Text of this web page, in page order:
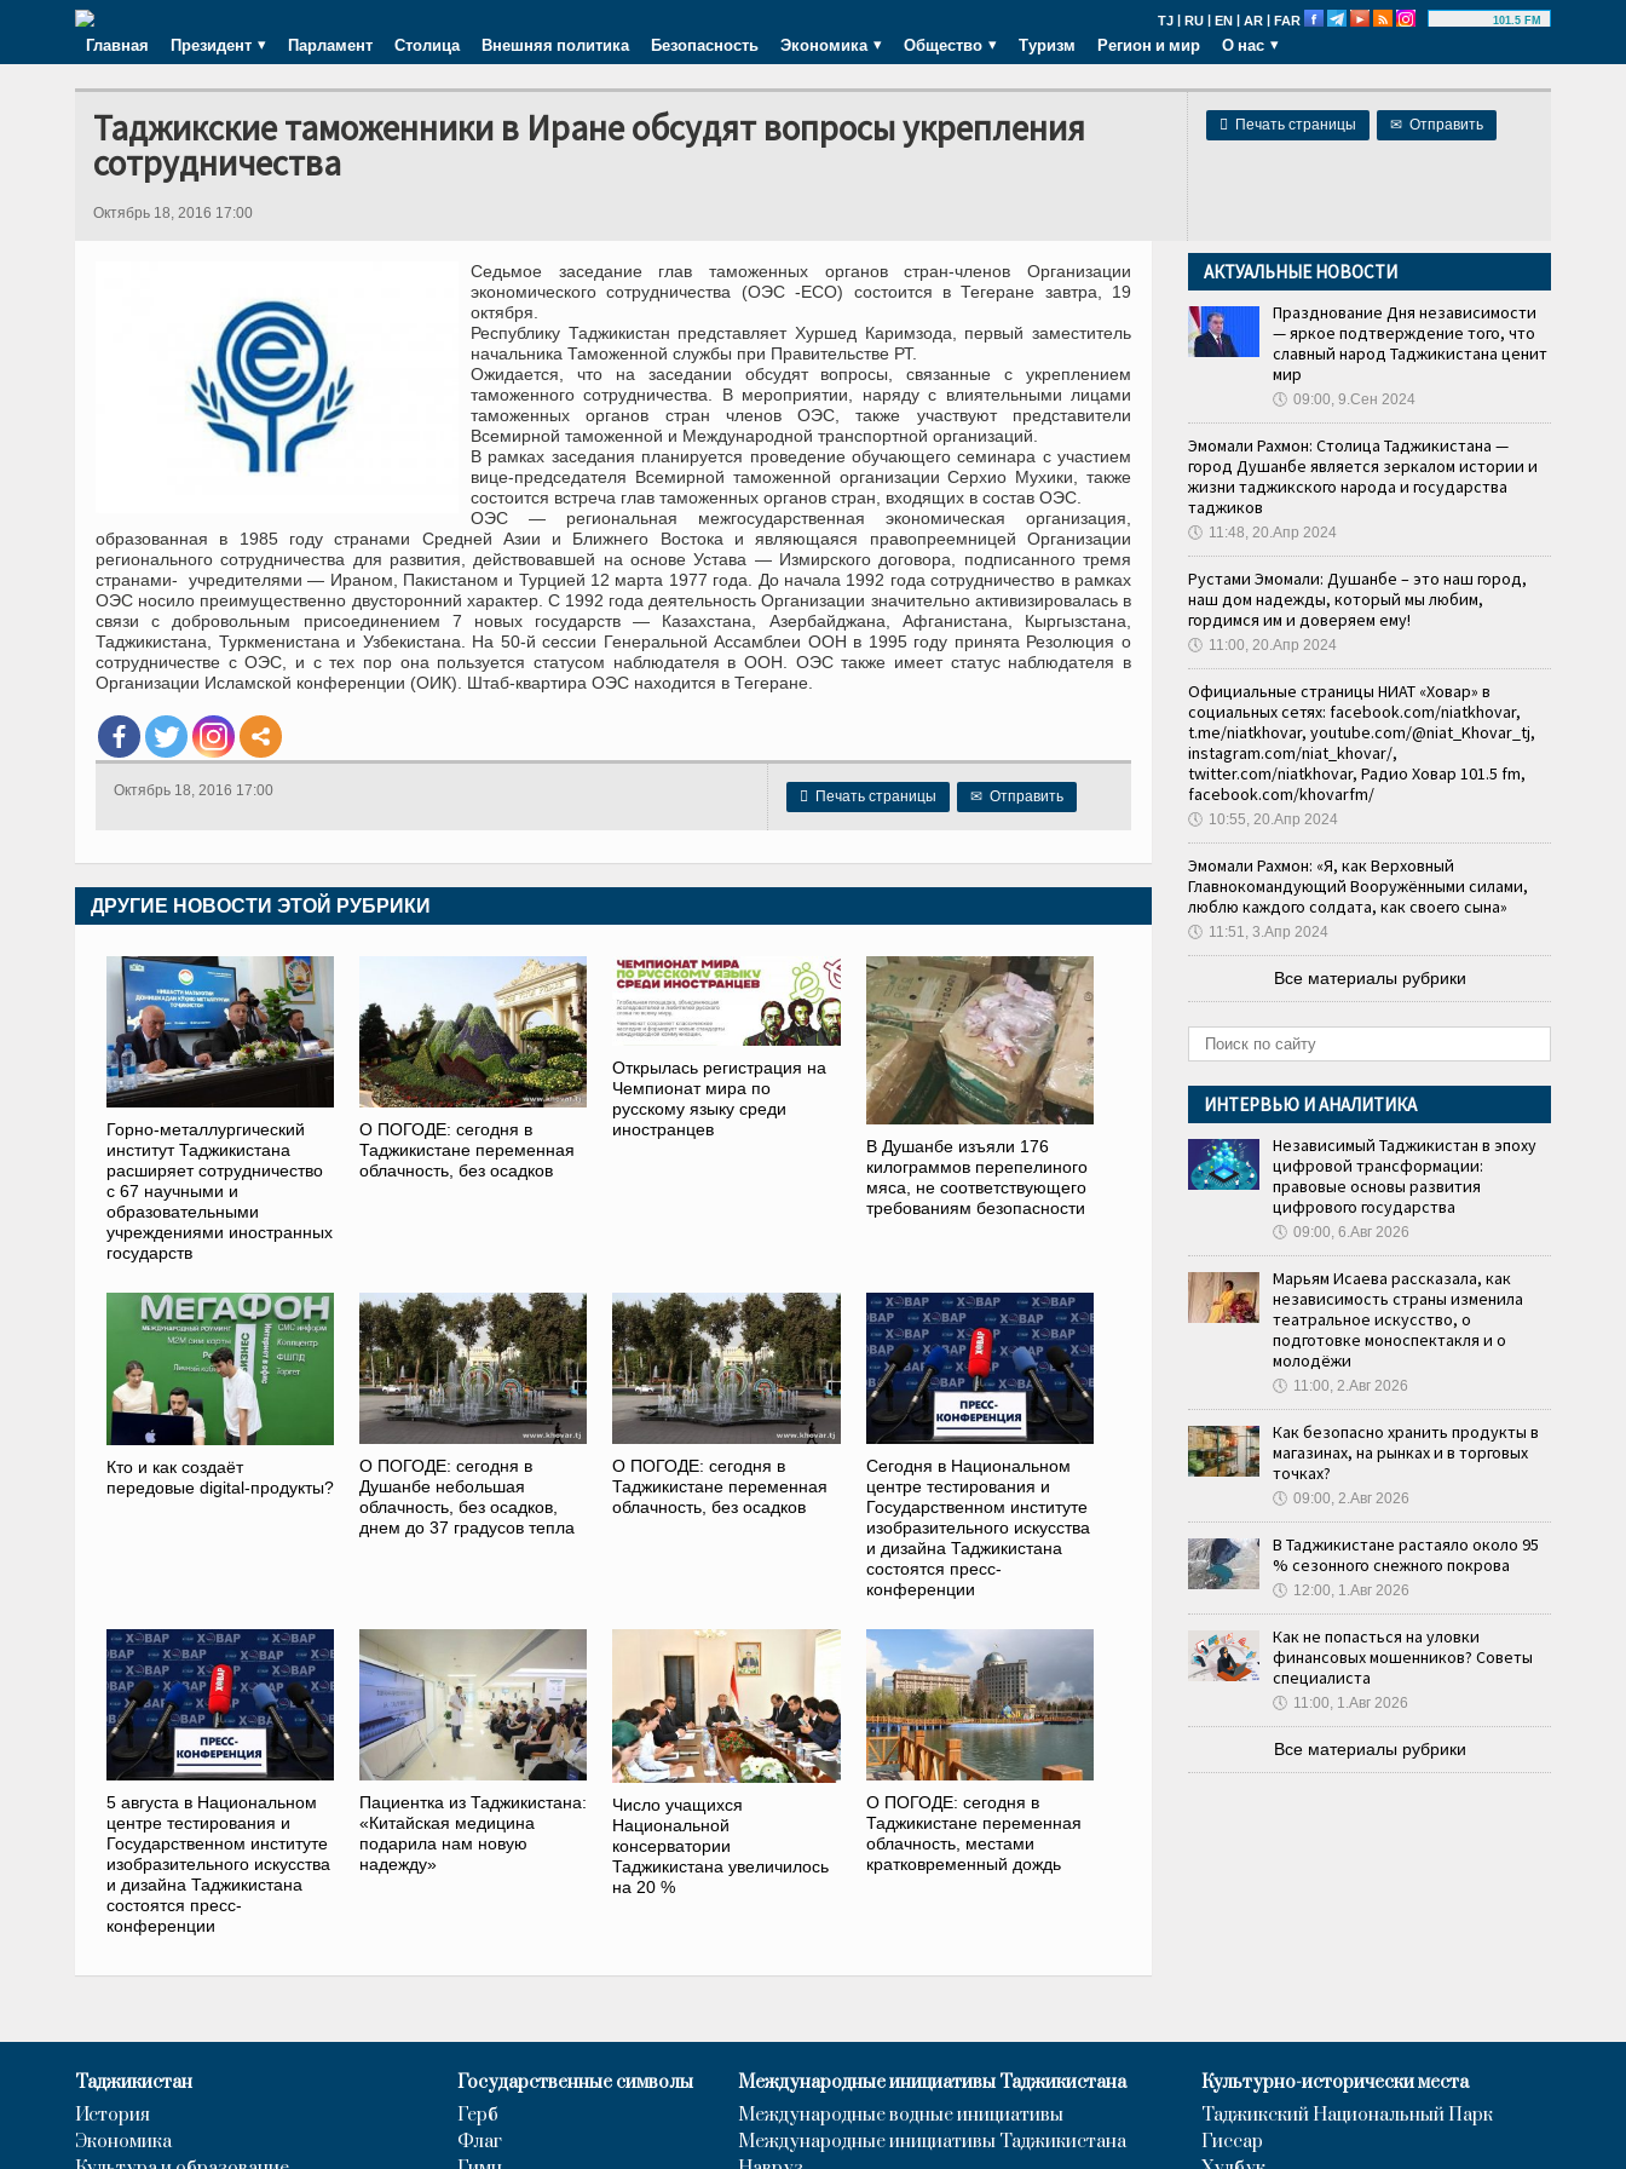
TJ | RU | EN | AR | FAR 101.5 FM
Главная Президент Парламент Столица Внешняя политика Безопасность Экономика Общество Туризм Регион и мир О нас
 Печать страницы ✉ Отправить
Таджикские таможенники в Иране обсудят вопросы укрепления
сотрудничества
Октябрь 18, 2016 17:00
Седьмое заседание глав таможенных органов стран-членов Организации
экономического сотрудничества (ОЭС -ECO) состоится в Тегеране завтра, 19
октября.
Республику Таджикистан представляет Хуршед Каримзода, первый заместитель
начальника Таможенной службы при Правительстве РТ.
Ожидается, что на заседании обсудят вопросы, связанные с укреплением
таможенного сотрудничества. В мероприятии, наряду с влиятельными лицами
таможенных органов стран членов ОЭС, также участвуют представители
Всемирной таможенной и Международной транспортной организаций.
В рамках заседания планируется проведение обучающего семинара с участием
вице-председателя Всемирной таможенной организации Серхио Мухики, также
состоится встреча глав таможенных органов стран, входящих в состав ОЭС.
ОЭС — региональная межгосударственная экономическая организация,
образованная в 1985 году странами Средней Азии и Ближнего Востока и являющаяся правопреемницей Организации
регионального сотрудничества для развития, действовавшей на основе Устава — Измирского договора, подписанного тремя
странами- учредителями — Ираном, Пакистаном и Турцией 12 марта 1977 года. До начала 1992 года сотрудничество в рамках
ОЭС носило преимущественно двусторонний характер. С 1992 года деятельность Организации значительно активизировалась в
связи с добровольным присоединением 7 новых государств — Казахстана, Азербайджана, Афганистана, Кыргызстана,
Таджикистана, Туркменистана и Узбекистана. На 50-й сессии Генеральной Ассамблеи ООН в 1995 году принята Резолюция о
сотрудничестве с ОЭС, и с тех пор она пользуется статусом наблюдателя в ООН. ОЭС также имеет статус наблюдателя в
Организации Исламской конференции (ОИК). Штаб-квартира ОЭС находится в Тегеране.
 Печать страницы ✉ Отправить
Октябрь 18, 2016 17:00
ДРУГИЕ НОВОСТИ ЭТОЙ РУБРИКИ
Горно-металлургический
институт Таджикистана
расширяет сотрудничество
с 67 научными и
образовательными
учреждениями иностранных
государств
О ПОГОДЕ: сегодня в
Таджикистане переменная
облачность, без осадков
Открылась регистрация на
Чемпионат мира по
русскому языку среди
иностранцев
В Душанбе изъяли 176
килограммов перепелиного
мяса, не соответствующего
требованиям безопасности
Кто и как создаёт
передовые digital-продукты?
О ПОГОДЕ: сегодня в
Душанбе небольшая
облачность, без осадков,
днем до 37 градусов тепла
О ПОГОДЕ: сегодня в
Таджикистане переменная
облачность, без осадков
Сегодня в Национальном
центре тестирования и
Государственном институте
изобразительного искусства
и дизайна Таджикистана
состоятся пресс-
конференции
5 августа в Национальном
центре тестирования и
Государственном институте
изобразительного искусства
и дизайна Таджикистана
состоятся пресс-
конференции
Пациентка из Таджикистана:
«Китайская медицина
подарила нам новую
надежду»
Число учащихся
Национальной
консерватории
Таджикистана увеличилось
на 20 %
О ПОГОДЕ: сегодня в
Таджикистане переменная
облачность, местами
кратковременный дождь
АКТУАЛЬНЫЕ НОВОСТИ
Празднование Дня независимости
— яркое подтверждение того, что
славный народ Таджикистана ценит
мир
🕔 09:00, 9.Сен 2024
Эмомали Рахмон: Столица Таджикистана —
город Душанбе является зеркалом истории и
жизни таджикского народа и государства
таджиков
🕔 11:48, 20.Апр 2024
Рустами Эмомали: Душанбе – это наш город,
наш дом надежды, который мы любим,
гордимся им и доверяем ему!
🕔 11:00, 20.Апр 2024
Официальные страницы НИАТ «Ховар» в
социальных сетях: facebook.com/niatkhovar,
t.me/niatkhovar, youtube.com/@niat_Khovar_tj,
instagram.com/niat_khovar/,
twitter.com/niatkhovar, Радио Ховар 101.5 fm,
facebook.com/khovarfm/
🕔 10:55, 20.Апр 2024
Эмомали Рахмон: «Я, как Верховный
Главнокомандующий Вооружёнными силами,
люблю каждого солдата, как своего сына»
🕔 11:51, 3.Апр 2024
Все материалы рубрики
ИНТЕРВЬЮ И АНАЛИТИКА
Независимый Таджикистан в эпоху
цифровой трансформации:
правовые основы развития
цифрового государства
🕔 09:00, 6.Авг 2026
Марьям Исаева рассказала, как
независимость страны изменила
театральное искусство, о
подготовке моноспектакля и о
молодёжи
🕔 11:00, 2.Авг 2026
Как безопасно хранить продукты в
магазинах, на рынках и в торговых
точках?
🕔 09:00, 2.Авг 2026
В Таджикистане растаяло около 95
% сезонного снежного покрова
🕔 12:00, 1.Авг 2026
Как не попасться на уловки
финансовых мошенников? Советы
специалиста
🕔 11:00, 1.Авг 2026
Все материалы рубрики
Таджикистан
История
Экономика
Государственные символы
Герб
Флаг
Международные инициативы Таджикистана
Международные водные инициативы
Международные инициативы Таджикистана
Культурно-исторически места
Таджикский Национальный Парк
Гиссар